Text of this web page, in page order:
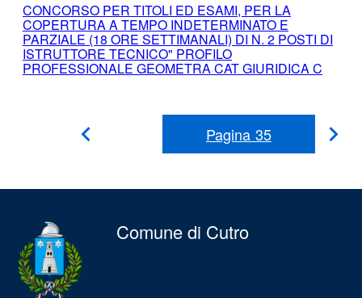
CONCORSO PER TITOLI ED ESAMI, PER LA
COPERTURA A TEMPO INDETERMINATO E
PARZIALE (18 ORE SETTIMANALI) DI N. 2 POSTI DI
ISTRUTTORE TECNICO" PROFILO
PROFESSIONALE GEOMETRA CAT GIURIDICA C
Pagina 35
Comune di Cutro